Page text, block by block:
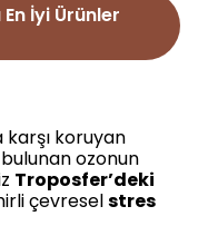
İyi Ürünler
karşı koruyan
ozonun
Troposfer’deki
çevreselstres